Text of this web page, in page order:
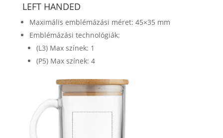
LEFT HANDED
Maximális emblémázási méret: 45×35 mm
Emblémázási technológiák:
(L3) Max színek: 1
(P5) Max színek: 4